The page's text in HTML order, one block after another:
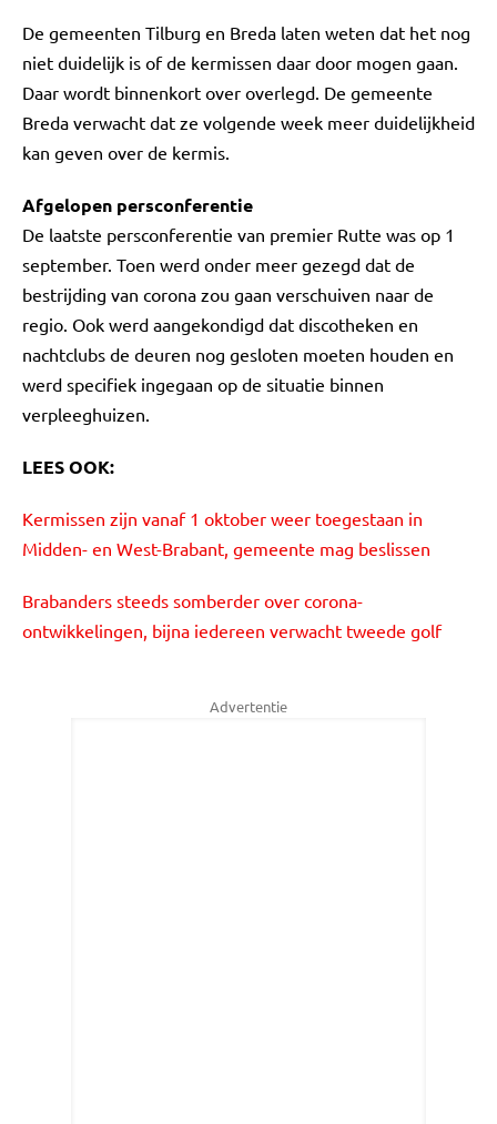
De gemeenten Tilburg en Breda laten weten dat het nog
niet duidelijk is of de kermissen daar door mogen gaan.
Daar wordt binnenkort over overlegd. De gemeente
Breda verwacht dat ze volgende week meer duidelijkheid
kan geven over de kermis.
Afgelopen persconferentie
De laatste persconferentie van premier Rutte was op 1
september. Toen werd onder meer gezegd dat de
bestrijding van corona zou gaan verschuiven naar de
regio. Ook werd aangekondigd dat discotheken en
nachtclubs de deuren nog gesloten moeten houden en
werd specifiek ingegaan op de situatie binnen
verpleeghuizen.
LEES OOK:
Kermissen zijn vanaf 1 oktober weer toegestaan in
Midden- en West-Brabant, gemeente mag beslissen
Brabanders steeds somberder over corona-
ontwikkelingen, bijna iedereen verwacht tweede golf
Advertentie